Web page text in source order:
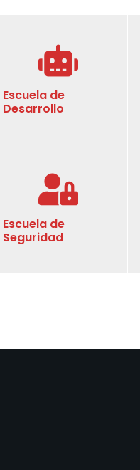
Escuela de
Desarrollo
Escuela de
Seguridad